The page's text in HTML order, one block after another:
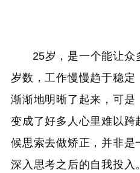
25岁，是一个能让众
岁数，工作慢慢趋于稳
渐渐地明晰了起来，可是
变成了好多人心里难以
候思索去做矫正，并非是
深入思考之后的自我投